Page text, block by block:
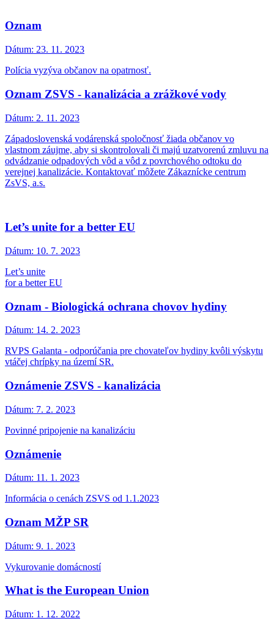
Oznam
Dátum: 23. 11. 2023
Polícia vyzýva občanov na opatrnosť.
Oznam ZSVS - kanalizácia a zrážkové vody
Dátum: 2. 11. 2023
Západoslovenská vodárenská spoločnosť žiada občanov vo
vlastnom záujme, aby si skontrolovali či majú uzatvorenú zmluvu na
odvádzanie odpadových vôd a vôd z povrchového odtoku do
verejnej kanalizácie. Kontaktovať môžete Zákaznícke centrum
ZsVS, a.s.
Let’s unite for a better EU
Dátum: 10. 7. 2023
Let’s unite
for a better EU
Oznam - Biologická ochrana chovov hydiny
Dátum: 14. 2. 2023
RVPS Galanta - odporúčania pre chovateľov hydiny kvôli výskytu
vtáčej chrípky na území SR.
Oznámenie ZSVS - kanalizácia
Dátum: 7. 2. 2023
Povinné pripojenie na kanalizáciu
Oznámenie
Dátum: 11. 1. 2023
Informácia o cenách ZSVS od 1.1.2023
Oznam MŽP SR
Dátum: 9. 1. 2023
Vykurovanie domácností
What is the European Union
Dátum: 1. 12. 2022